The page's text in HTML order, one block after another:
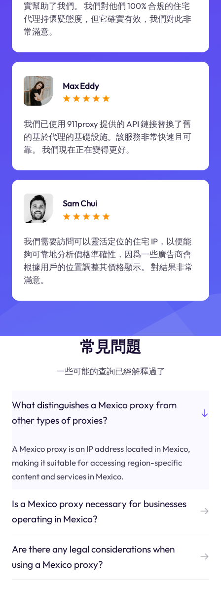
實幫助了我們。 我們對他們 100% 合規的住宅
代理持懷疑態度，但它確實有效，我們對此非
常滿意。
Max Eddy
我們已使用 911proxy 提供的 API 鏈接替換了舊
的基於代理的基礎設施。該服務非常快速且可
靠。 我們現在正在變得更好。
Sam Chui
我們需要訪問可以靈活定位的住宅 IP，以便能
夠可靠地分析價格準確性，因爲一些廣告商會
根據用戶的位置調整其價格顯示。 對結果非常
滿意。
常見問題
一些可能的查詢已經解釋過了
What distinguishes a Mexico proxy from
other types of proxies?
A Mexico proxy is an IP address located in Mexico,
making it suitable for accessing region-specific
content and services in Mexico.
Is a Mexico proxy necessary for businesses
operating in Mexico?
Are there any legal considerations when
using a Mexico proxy?